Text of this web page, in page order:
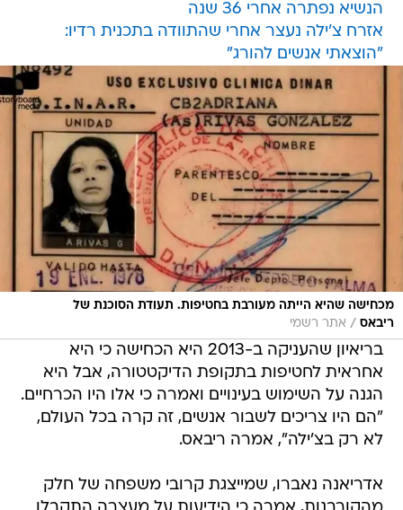
הנשיא נפתרה אחרי 36 שנה
אזרח צ'ילה נעצר אחרי שהתוודה בתכנית רדיו:
"הוצאתי אנשים להורג"
מכחישה שהיא הייתה מעורבת בחטיפות. תעודת הסוכנת של
ריבאס / אתר רשמי
בריאיון שהעניקה ב-2013 היא הכחישה כי היא
אחראית לחטיפות בתקופת הדיקטטורה, אבל היא
הגנה על השימוש בעינויים ואמרה כי אלו היו הכרחיים.
"הם היו צריכים לשבור אנשים, זה קרה בכל העולם,
לא רק בצ'ילה", אמרה ריבאס.
אדריאנה נאברו, שמייצגת קרובי משפחה של חלק